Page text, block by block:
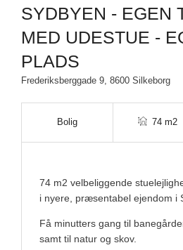
SYDBYEN - EGEN
MED UDESTUE -
PLADS
Frederiksberggade 9, 8600 Silkeborg
Bolig 74 m2
74 m2 velbeliggende
i nyere, præsentabel ejendom i
Få minutters gang til
samt til natur og skov.